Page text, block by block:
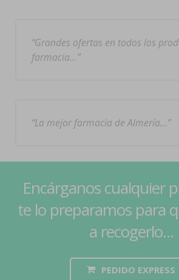
Grandes ofertas en todos los
farmacia…
La mejor farmacia de Almería…
Encárganos cualquier
te lo preparamos para
a recogerlo...
PEDIDO EXPRESS